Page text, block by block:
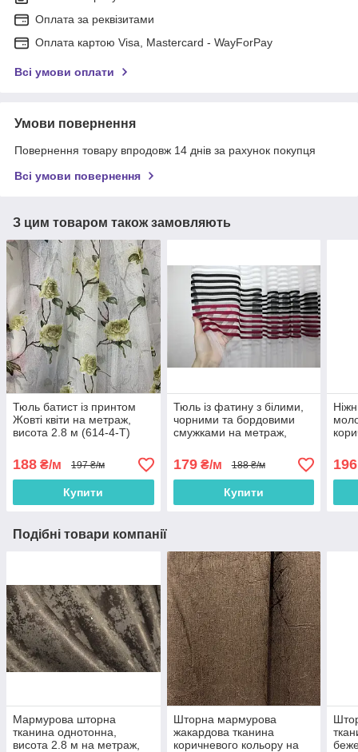
Оплата за реквізитами
Оплата картою Visa, Mastercard - WayForPay
Всі умови оплати
Умови повернення
Повернення товару впродовж 14 днів за рахунок покупця
Всі умови повернення
З цим товаром також замовляють
Тюль батист із принтом
Жовті квіти на метраж,
висота 2.8 м (614-4-T)
188 ₴/м 197 ₴/м
Купити
Тюль із фатину з білими,
чорними та бордовими
смужками на метраж,
BORDO)
179₴/м 188 ₴/м
Купити
196
Подібні товари компанії
Мармурова шторна
тканина однотонна,
висота 2.8 м на метраж,
Шторна мармурова
жакардова тканина
коричневого кольору на